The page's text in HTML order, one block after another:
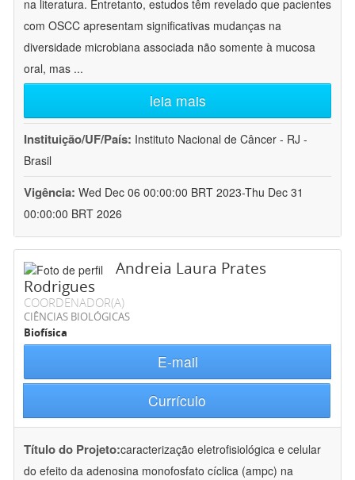
na literatura. Entretanto, estudos têm revelado que pacientes
com OSCC apresentam significativas mudanças na
diversidade microbiana associada não somente à mucosa
oral, mas ...
leia mais
Instituição/UF/País: Instituto Nacional de Câncer - RJ -
Brasil
Vigência: Wed Dec 06 00:00:00 BRT 2023-Thu Dec 31
00:00:00 BRT 2026
Andreia Laura Prates
Rodrigues
COORDENADOR(A)
CIÊNCIAS BIOLÓGICAS
Biofísica
E-mail
Currículo
Título do Projeto:caracterização eletrofisiológica e celular
do efeito da adenosina monofosfato cíclica (ampc) na